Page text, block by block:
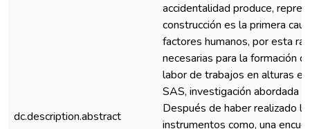
dc.description.abstract
accidentalidad produce,
construcción es la primera
factores humanos, por esta
necesarias para la formación
labor de trabajos en alturas
SAS, investigación abordada
Después de haber realizado
instrumentos como, una